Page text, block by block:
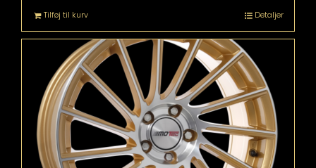
Tilføj til kurv Detaljer